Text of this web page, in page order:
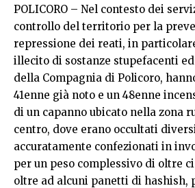
POLICORO – Nel contesto dei
controllo del territorio per la
repressione dei reati, in
illecito di sostanze stupefacenti
della Compagnia di Policoro,
41enne già noto e un 48enne
di un capanno ubicato nella zona
centro, dove erano occultati
accuratamente confezionati in
per un peso complessivo di oltre
oltre ad alcuni panetti di hashish,